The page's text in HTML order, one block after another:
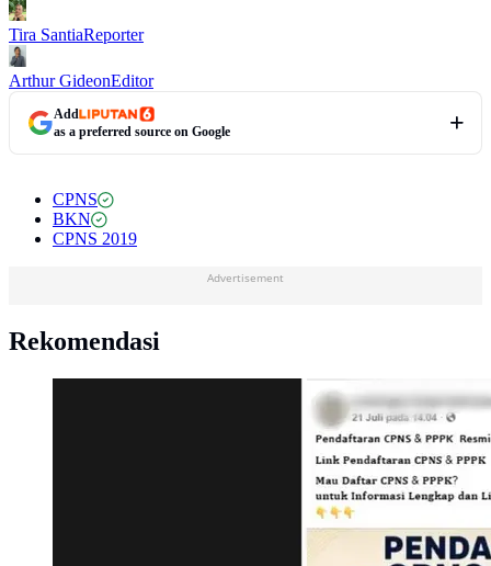
Tira SantiaReporter
Arthur GideonEditor
Add
as a preferred source on Google
CPNS
BKN
CPNS 2019
Advertisement
Rekomendasi